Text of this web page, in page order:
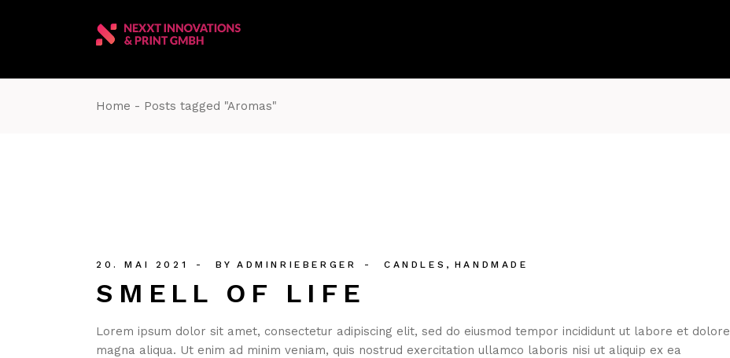
Home Posts tagged "Aromas"
20. MAI 2021 BY ADMINRIEBERGER CANDLES HANDMADE
SMELL OF LIFE
Lorem ipsum dolor sit amet, consectetur adipiscing elit, sed do eiusmod tempor incididunt ut labore et dolore
magna aliqua. Ut enim ad minim veniam, quis nostrud exercitation ullamco laboris nisi ut aliquip ex ea